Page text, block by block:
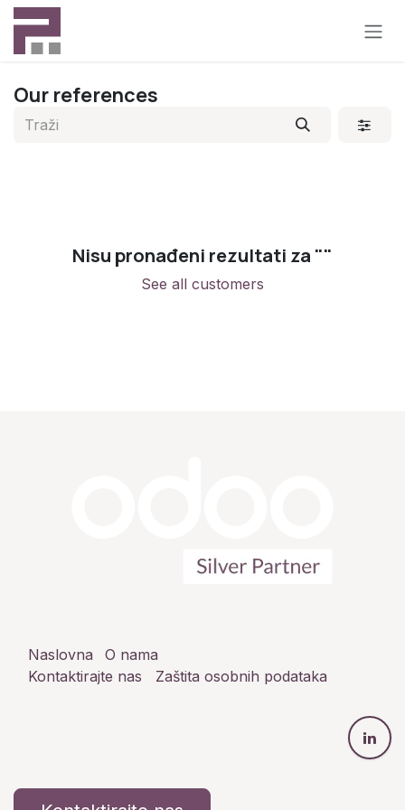
Preskoči na sadržaj
Our references
Nisu pronađeni rezultati za ""
See all customers
Naslovna
O nama
Kontaktirajte nas
Zaštita osobnih podataka